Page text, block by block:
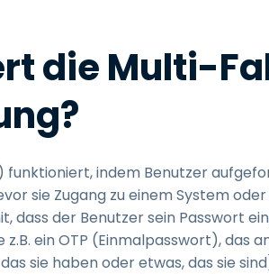
die Multi-
indem Benutzer
sie Zugang zu einem System
dass der Benutzer sein Passwort
ein OTP (Einmalpasswort), das
sie haben oder etwas, das sie